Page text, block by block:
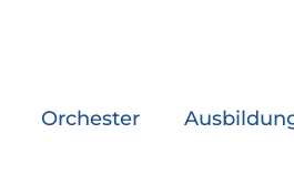
Orchester